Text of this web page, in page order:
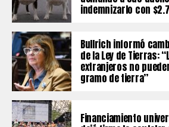
indemnizarlo con
Bullrich informó
de la Ley de Tierras:
extranjeros no
gramo de tierra”
Financiamiento